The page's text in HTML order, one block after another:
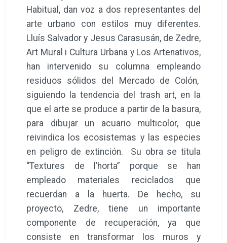
Habitual, dan voz a dos representantes del
arte urbano con estilos muy diferentes.
Lluís Salvador y Jesus Carasusán, de Zedre,
Art Mural i Cultura Urbana y Los Artenativos,
han intervenido su columna empleando
residuos sólidos del Mercado de Colón,
siguiendo la tendencia del trash art, en la
que el arte se produce a partir de la basura,
para dibujar un acuario multicolor, que
reivindica los ecosistemas y las especies
en peligro de extinción. Su obra se titula
“Textures de l’horta” porque se han
empleado materiales reciclados que
recuerdan a la huerta. De hecho, su
proyecto, Zedre, tiene un importante
componente de recuperación, ya que
consiste en transformar los muros y